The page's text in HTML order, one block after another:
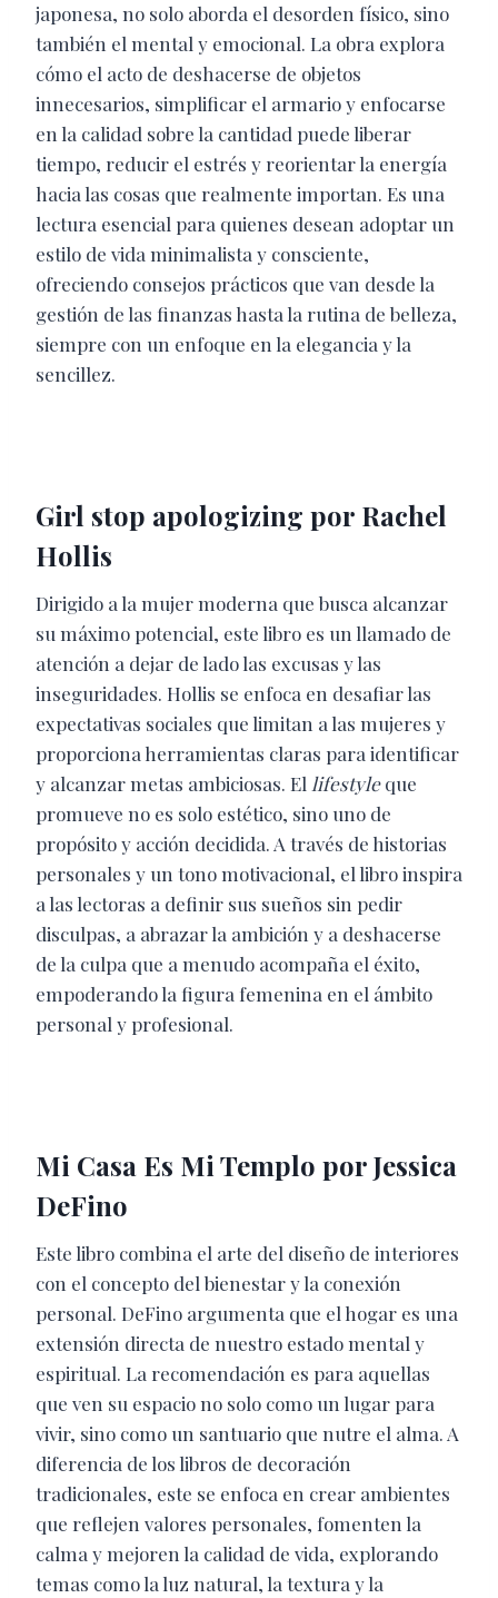
japonesa, no solo aborda el desorden físico, sino
también el mental y emocional. La obra explora
cómo el acto de deshacerse de objetos
innecesarios, simplificar el armario y enfocarse
en la calidad sobre la cantidad puede liberar
tiempo, reducir el estrés y reorientar la energía
hacia las cosas que realmente importan. Es una
lectura esencial para quienes desean adoptar un
estilo de vida minimalista y consciente,
ofreciendo consejos prácticos que van desde la
gestión de las finanzas hasta la rutina de belleza,
siempre con un enfoque en la elegancia y la
sencillez.
Girl stop apologizing por Rachel
Hollis
Dirigido a la mujer moderna que busca alcanzar
su máximo potencial, este libro es un llamado de
atención a dejar de lado las excusas y las
inseguridades. Hollis se enfoca en desafiar las
expectativas sociales que limitan a las mujeres y
proporciona herramientas claras para identificar
y alcanzar metas ambiciosas. El lifestyleque
promueve no es solo estético, sino uno de
propósito y acción decidida. A través de historias
personales y un tono motivacional, el libro inspira
a las lectoras a definir sus sueños sin pedir
disculpas, a abrazar la ambición y a deshacerse
de la culpa que a menudo acompaña el éxito,
empoderando la figura femenina en el ámbito
personal y profesional.
Mi Casa Es Mi Templo por Jessica
DeFino
Este libro combina el arte del diseño de interiores
con el concepto del bienestar y la conexión
personal. DeFino argumenta que el hogar es una
extensión directa de nuestro estado mental y
espiritual. La recomendación es para aquellas
que ven su espacio no solo como un lugar para
vivir, sino como un santuario que nutre el alma. A
diferencia de los libros de decoración
tradicionales, este se enfoca en crear ambientes
que reflejen valores personales, fomenten la
calma y mejoren la calidad de vida, explorando
temas como la luz natural, la textura y la